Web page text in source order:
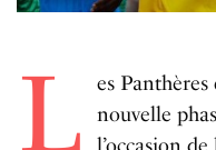
L
es
nouvelle